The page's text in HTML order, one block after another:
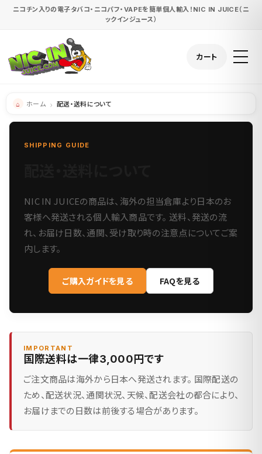
ニコチン入りの電子タバコ・ニコパフ・VAPEを簡単個人輸入！NIC IN JUICE（ニ
ックインジュース）
カート
ホーム 配送・送料について
SHIPPING GUIDE
NIC IN JUICEの商品は、海外の担当倉庫より日本のお
客様へ発送される個人輸入商品です。 送料、発送の流
れ、お届け日数、通関、受け取り時の注意点についてご案
内します。
ご購入ガイドを見る FAQを見る
IMPORTANT
国際送料は一律3,000円です
ご注文商品は海外から日本へ発送されます。 国際配送の
ため、配送状況、通関状況、天候、配送会社の都合により、
お届けまでの日数は前後する場合があります。